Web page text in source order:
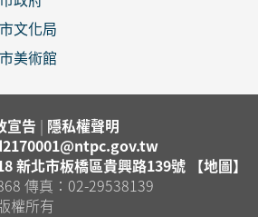
文化局
美術館
宣告 | 隱私權聲明
新北市板橋區貴興路139號 【地圖】
傳真：02-29538139
權所有